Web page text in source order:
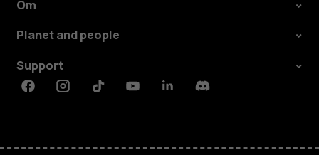
Om
Planet and people
Support
FacebookInstagramTiktokYoutubeLinkedinDiscord